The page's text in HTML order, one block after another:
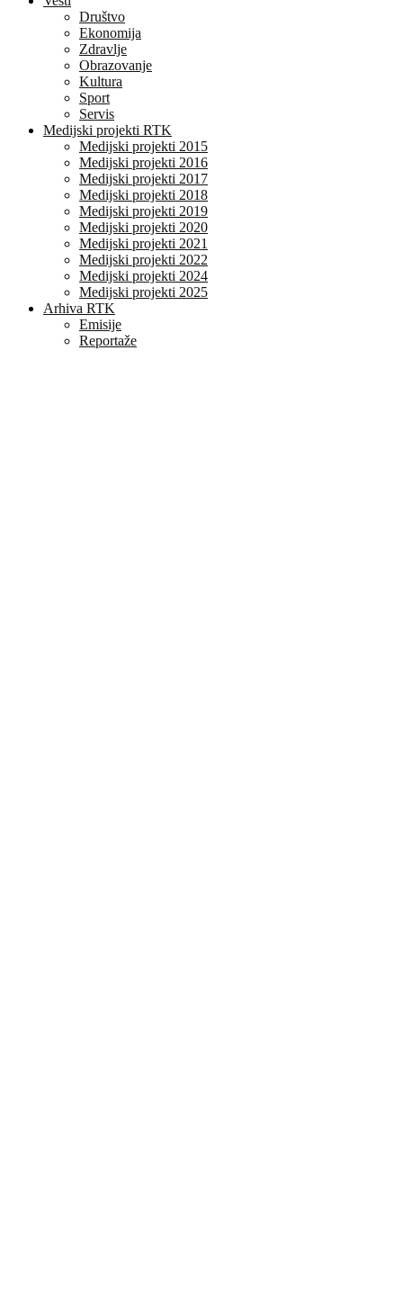
Društvo
Ekonomija
Zdravlje
Obrazovanje
Kultura
Sport
Servis
Medijski projekti RTK
Medijski projekti 2015
Medijski projekti 2016
Medijski projekti 2017
Medijski projekti 2018
Medijski projekti 2019
Medijski projekti 2020
Medijski projekti 2021
Medijski projekti 2022
Medijski projekti 2024
Medijski projekti 2025
Arhiva RTK
Emisije
Reportaže